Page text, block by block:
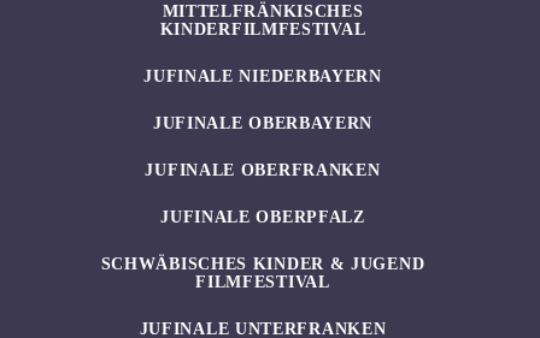
MITTELFRÄNKISCHES
KINDERFILMFESTIVAL
JUFINALE NIEDERBAYERN
JUFINALE OBERBAYERN
JUFINALE OBERFRANKEN
JUFINALE OBERPFALZ
SCHWÄBISCHES KINDER & JUGEND
FILMFESTIVAL
JUFINALE UNTERFRANKEN